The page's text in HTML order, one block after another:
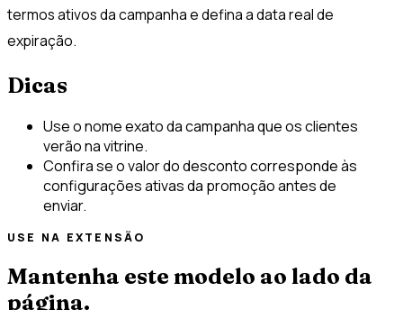
termos ativos da campanha e defina a data real de
expiração.
Dicas
Use o nome exato da campanha que os clientes
verão na vitrine.
Confira se o valor do desconto corresponde às
configurações ativas da promoção antes de
enviar.
USE NA EXTENSÃO
Mantenha este modelo ao lado da
página.